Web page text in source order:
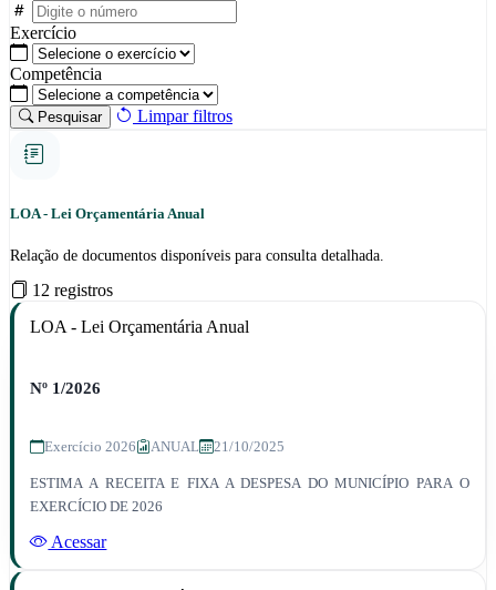
Exercício
Competência
Pesquisar Limpar filtros
LOA - Lei Orçamentária Anual
Relação de documentos disponíveis para consulta detalhada.
12 registros
LOA - Lei Orçamentária Anual
Nº 1/2026
Exercício 2026 ANUAL 21/10/2025
ESTIMA A RECEITA E FIXA A DESPESA DO MUNICÍPIO PARA O
EXERCÍCIO DE 2026
Acessar